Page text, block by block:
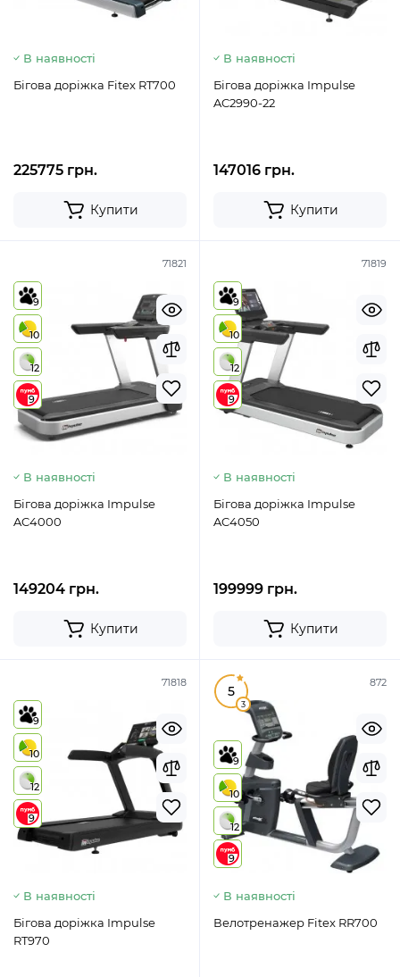
В наявності
Бігова доріжка Fitex RT700
225775 грн.
Купити
В наявності
Бігова доріжка Impulse
AC2990-22
147016 грн.
Купити
71821
9
10
12
9
В наявності
Бігова доріжка Impulse
AC4000
149204 грн.
Купити
71819
9
10
12
9
В наявності
Бігова доріжка Impulse
AC4050
199999 грн.
Купити
71818
9
10
12
9
В наявності
Бігова доріжка Impulse
RT970
872
5
3
9
10
12
9
В наявності
Велотренажер Fitex RR700